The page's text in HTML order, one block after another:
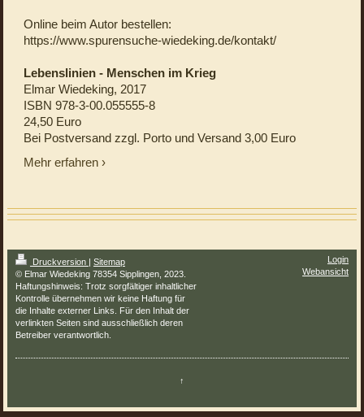
Online beim Autor bestellen:
https://www.spurensuche-wiedeking.de/kontakt/
Lebenslinien - Menschen im Krieg
Elmar Wiedeking, 2017
ISBN 978-3-00.055555-8
24,50 Euro
Bei Postversand zzgl. Porto und Versand 3,00 Euro
Mehr erfahren
Druckversion | Sitemap
© Elmar Wiedeking 78354 Sipplingen, 2023.
Haftungshinweis: Trotz sorgfältiger inhaltlicher
Kontrolle übernehmen wir keine Haftung für
die Inhalte externer Links. Für den Inhalt der
verlinkten Seiten sind ausschließlich deren
Betreiber verantwortlich.
Login
Webansicht
↑